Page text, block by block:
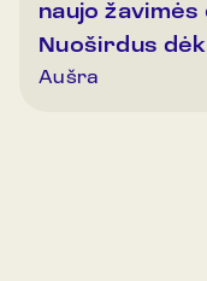
naujo
Nuoširdus
Aušra